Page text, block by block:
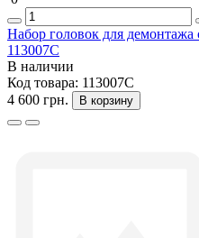
Набор головок для
113007C
В наличии
Код товара: 113007C
4 600 грн.
В корзину